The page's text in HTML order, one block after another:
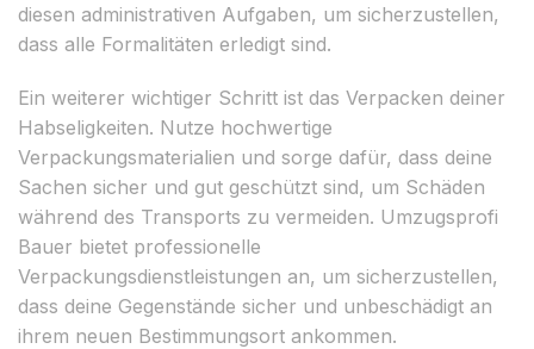
diesen administrativen Aufgaben, um sicherzustellen,
dass alle Formalitäten erledigt sind.
Ein weiterer wichtiger Schritt ist das Verpacken deiner
Habseligkeiten. Nutze hochwertige
Verpackungsmaterialien und sorge dafür, dass deine
Sachen sicher und gut geschützt sind, um Schäden
während des Transports zu vermeiden. Umzugsprofi
Bauer bietet professionelle
Verpackungsdienstleistungen an, um sicherzustellen,
dass deine Gegenstände sicher und unbeschädigt an
ihrem neuen Bestimmungsort ankommen.